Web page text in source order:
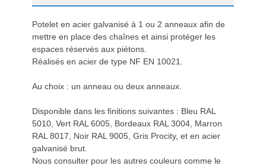
Potelet en acier galvanisé à 1 ou 2 anneaux afin de
mettre en place des chaînes et ainsi protéger les
espaces réservés aux piétons.
Réalisés en acier de type NF EN 10021.
Au choix : un anneau ou deux anneaux.
Disponible dans les finitions suivantes : Bleu RAL
5010, Vert RAL 6005, Bordeaux RAL 3004, Marron
RAL 8017, Noir RAL 9005, Gris Procity, et en acier
galvanisé brut.
Nous consulter pour les autres couleurs comme le